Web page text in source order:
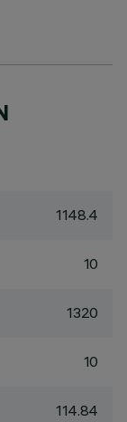
1148.4
10
1320
10
114.84